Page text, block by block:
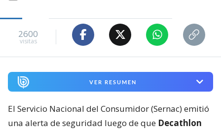
2600
visitas
VER RESUMEN
El Servicio Nacional del Consumidor (Sernac) emitió
una alerta de seguridad luego de que Decathlon